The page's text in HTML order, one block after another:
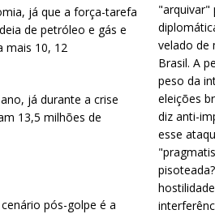
já que a força-tarefa
de petróleo e gás e
mais 10, 12
já durante a crise
13,5 milhões de
pós-golpe é a
"arquivar"
velado de
Brasil. A
peso da
eleições
diz anti-
esse